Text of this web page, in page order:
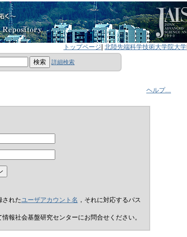
トップページ 北陸先端科学技術大学院大学
詳細検索
ヘルプ...
されたユーザアカウント名 ，それに対応するパス
報社会基盤研究センターにお問合せください。